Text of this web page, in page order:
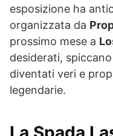
esposizione ha
organizzata da
prossimo mese a
desiderati,
diventati veri e
legendarie.